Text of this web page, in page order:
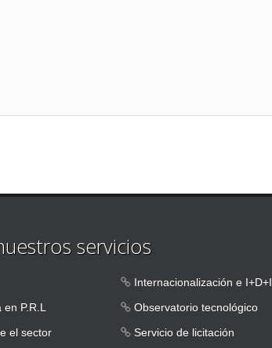
servicios
P.R.L
el sector
Internacionalización e I+D+I
Observatorio tecnológico
Servicio de licitación